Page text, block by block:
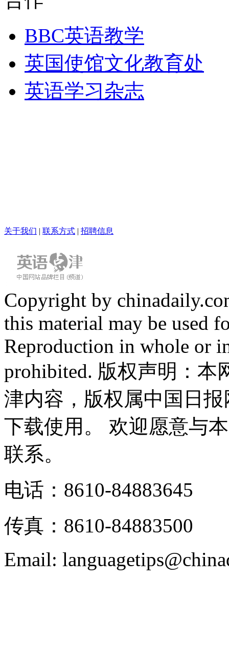
BBC英语教学
英国使馆文化教育处
英语学习杂志
关于我们 | 联系方式 | 招聘信息
Copyright by
this material may be used
Reproduction in whole or
prohibited. 版权声明：
津内容，版权属中国日
下载使用。 欢迎愿意与
联系。
电话：8610-84883645
传真：8610-84883500
Email: